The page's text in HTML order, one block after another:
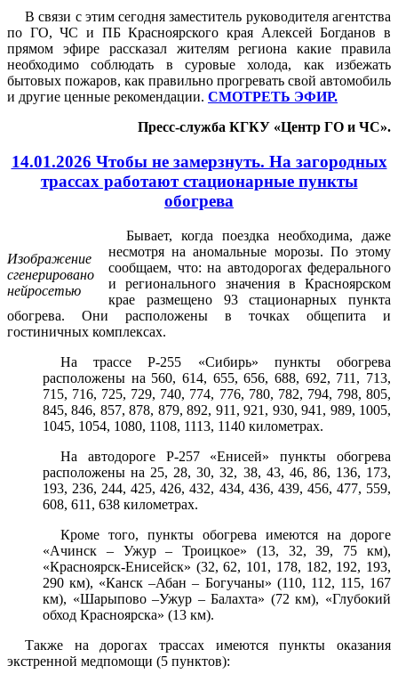
В связи с этим сегодня заместитель руководителя агентства
по ГО, ЧС и ПБ Красноярского края Алексей Богданов в
прямом эфире рассказал жителям региона какие правила
необходимо соблюдать в суровые холода, как избежать
бытовых пожаров, как правильно прогревать свой автомобиль
и другие ценные рекомендации. СМОТРЕТЬ ЭФИР.
Пресс-служба КГКУ «Центр ГО и ЧС».
14.01.2026 Чтобы не замерзнуть. На загородных
трассах работают стационарные пункты
обогрева
Изображение
сгенерировано
нейросетью
Бывает, когда поездка необходима, даже
несмотря на аномальные морозы. По этому
сообщаем, что: на автодорогах федерального
и регионального значения в Красноярском
крае размещено 93 стационарных пункта
обогрева. Они расположены в точках общепита и
гостиничных комплексах.
На трассе Р-255 «Сибирь» пункты обогрева
расположены на 560, 614, 655, 656, 688, 692, 711, 713,
715, 716, 725, 729, 740, 774, 776, 780, 782, 794, 798, 805,
845, 846, 857, 878, 879, 892, 911, 921, 930, 941, 989, 1005,
1045, 1054, 1080, 1108, 1113, 1140 километрах.
На автодороге Р-257 «Енисей» пункты обогрева
расположены на 25, 28, 30, 32, 38, 43, 46, 86, 136, 173,
193, 236, 244, 425, 426, 432, 434, 436, 439, 456, 477, 559,
608, 611, 638 километрах.
Кроме того, пункты обогрева имеются на дороге
«Ачинск – Ужур – Троицкое» (13, 32, 39, 75 км),
«Красноярск-Енисейск» (32, 62, 101, 178, 182, 192, 193,
290 км), «Канск –Абан – Богучаны» (110, 112, 115, 167
км), «Шарыпово –Ужур – Балахта» (72 км), «Глубокий
обход Красноярска» (13 км).
Также на дорогах трассах имеются пункты оказания
экстренной медпомощи (5 пунктов):